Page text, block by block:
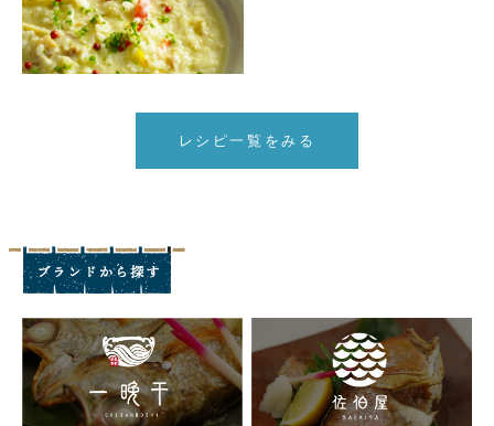
レシピ一覧をみる